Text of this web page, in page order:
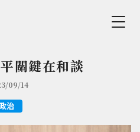
Navigation
content
關鍵在和談
09/14
治